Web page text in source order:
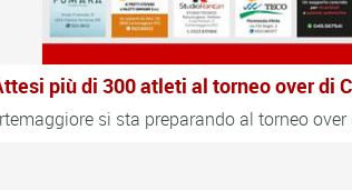
più di 300 atleti al torneo over di
si sta preparando al torneo over